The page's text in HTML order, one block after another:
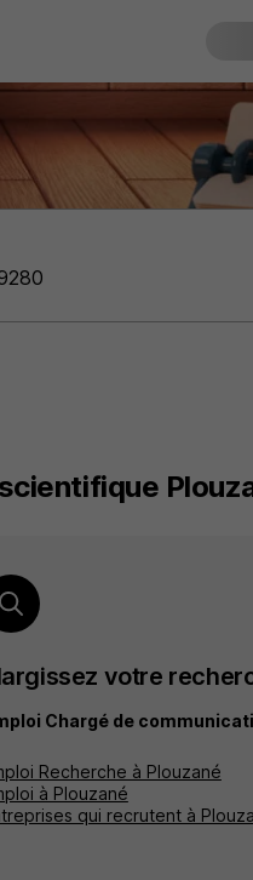
votre
Chargé de
Recherche à Plouzané
à Plouzané
qui recrutent à